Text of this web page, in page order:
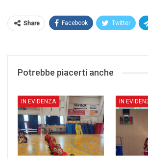
Share Facebook Twitter
Potrebbe piacerti anche
IN EVIDENZA IN